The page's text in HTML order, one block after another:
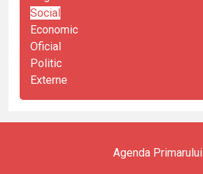
Social
Economic
Oficial
Politic
Externe
Agenda Primarului